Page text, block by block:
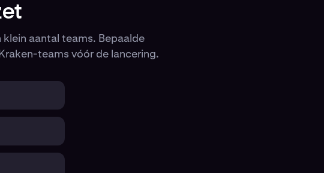
aantal teams. Bepaalde
teams vóór de lancering.